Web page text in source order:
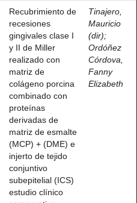
Recubrimiento de
recesiones
gingivales clase I
y II de Miller
realizado con
matriz de
colágeno porcina
combinado con
proteínas
derivadas de
matriz de esmalte
(MCP) + (DME) e
injerto de tejido
conjuntivo
subepitelial (ICS)
estudio clínico
Tinajero,
Mauricio
(dir);
Ordóñez
Córdova,
Fanny
Elizabeth